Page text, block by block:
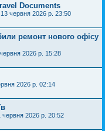
Documents
червня 2026 р. 23:50
ремонт нового офісу
2026 р. 15:28
2026 р. 02:14
червня 2026 р. 20:52